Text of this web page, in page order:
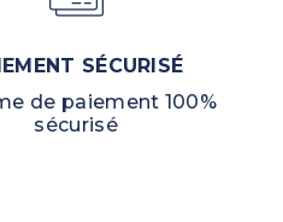
SÉCURISÉ
de paiement 100%
sécurisé